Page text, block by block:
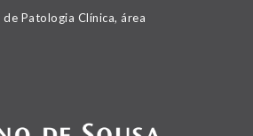
Patologia Clínica, área